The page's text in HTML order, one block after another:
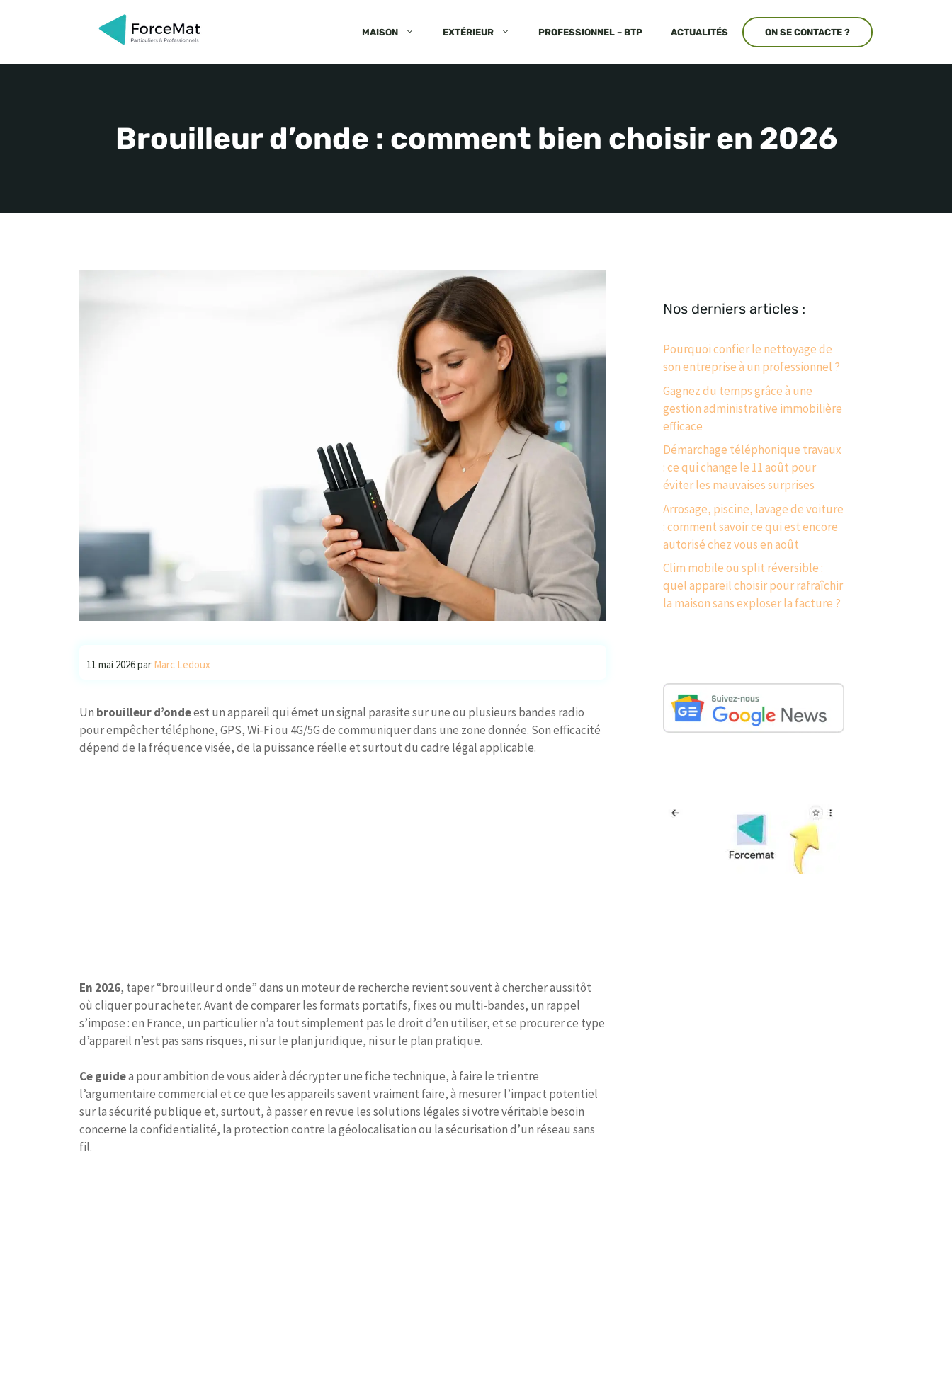
MAISON EXTÉRIEUR PROFESSIONNEL – BTP ACTUALITÉS ON SE CONTACTE ?
Brouilleur d’onde : comment bien choisir en 2026
11 mai 2026par Marc Ledoux
Un brouilleur d’ondeest un appareil qui émet un signal parasite sur une ou plusieurs bandes radio
pour empêcher téléphone, GPS, Wi-Fi ou 4G/5G de communiquer dans une zone donnée. Son efficacité
dépend de la fréquence visée, de la puissance réelle et surtout du cadre légal applicable.
En 2026, taper “brouilleur d onde” dans un moteur de recherche revient souvent à chercher aussitôt
où cliquer pour acheter. Avant de comparer les formats portatifs, fixes ou multi-bandes, un rappel
s’impose : en France, un particulier n’a tout simplement pas le droit d’en utiliser, et se procurer ce type
d’appareil n’est pas sans risques, ni sur le plan juridique, ni sur le plan pratique.
Ce guidea pour ambition de vous aider à décrypter une fiche technique, à faire le tri entre
l’argumentaire commercial et ce que les appareils savent vraiment faire, à mesurer l’impact potentiel
sur la sécurité publique et, surtout, à passer en revue les solutions légales si votre véritable besoin
concerne la confidentialité, la protection contre la géolocalisation ou la sécurisation d’un réseau sans
fil.
Nos derniers articles :
Pourquoi confier le nettoyage de
son entreprise à un professionnel ?
Gagnez du temps grâce à une
gestion administrative immobilière
efficace
Démarchage téléphonique travaux
: ce qui change le 11 août pour
éviter les mauvaises surprises
Arrosage, piscine, lavage de voiture
: comment savoir ce qui est encore
autorisé chez vous en août
Clim mobile ou split réversible :
quel appareil choisir pour rafraîchir
la maison sans exploser la facture ?